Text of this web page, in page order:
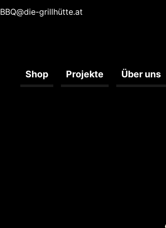
BBQ@die-grillhütte.at
Shop Projekte Über uns